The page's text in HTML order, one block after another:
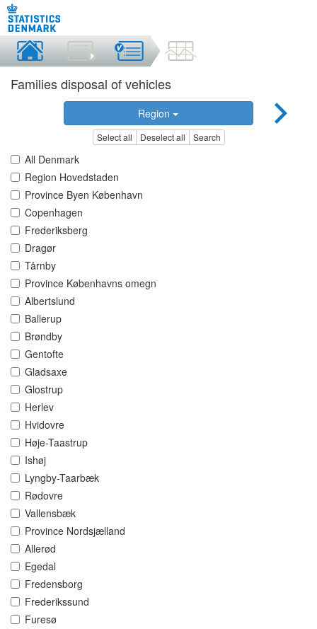
Families disposal of vehicles
Region
Select all Deselect all Search
All Denmark
Region Hovedstaden
Province Byen København
Copenhagen
Frederiksberg
Dragør
Tårnby
Province Københavns omegn
Albertslund
Ballerup
Brøndby
Gentofte
Gladsaxe
Glostrup
Herlev
Hvidovre
Høje-Taastrup
Ishøj
Lyngby-Taarbæk
Rødovre
Vallensbæk
Province Nordsjælland
Allerød
Egedal
Fredensborg
Frederikssund
Furesø